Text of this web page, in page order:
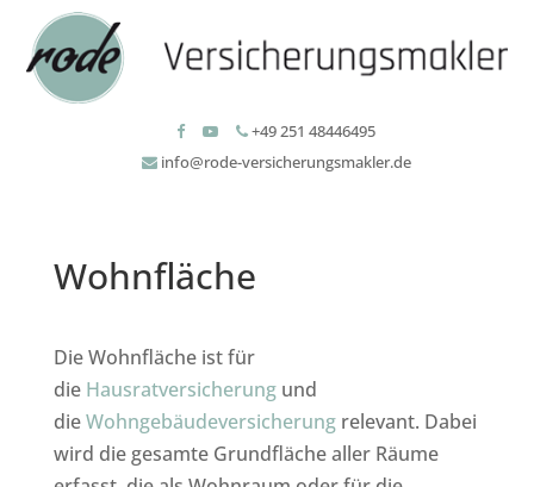
+49 251 48446495
info@rode-versicherungsmakler.de
Wohnfläche
Die Wohnfläche ist für
die Hausratversicherungund
dieWohngebäudeversicherungrelevant. Dabei
wird die gesamte Grundfläche aller Räume